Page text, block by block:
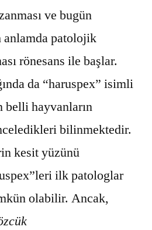
ve bugün
anlamda patolojik
rönesans ile başlar.
da “haruspex” isimli
hayvanların
bilinmektedir.
kesit yüzünü
ilk patologlar
olabilir. Ancak,